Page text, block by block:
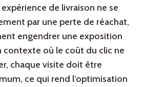
de livraison ne se
par une perte de réachat,
engendrer une exposition
contexte où le coût du clic ne
chaque visite doit être
ce qui rend l’optimisation